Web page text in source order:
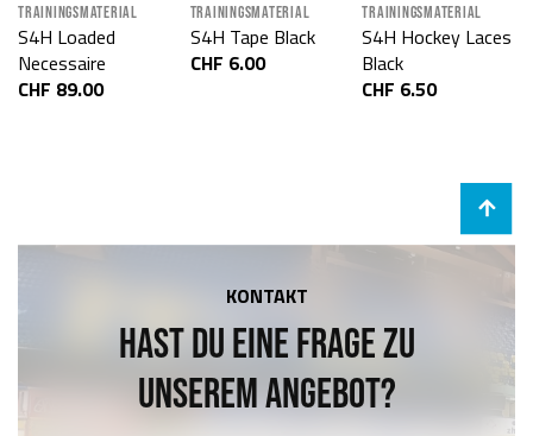
TRAININGSMATERIAL
S4H Loaded
Necessaire
CHF 89.00
TRAININGSMATERIAL
S4H Tape Black
CHF 6.00
TRAININGSMATERIAL
S4H Hockey Laces
Black
CHF 6.50
KONTAKT
HAST DU EINE FRAGE ZU
UNSEREM ANGEBOT?